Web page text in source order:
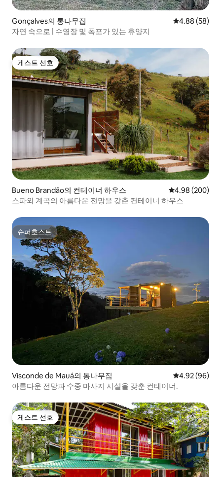
Gonçalves의 통나무집 평점 4.88점(5
4.88 (58)
자연 속으로 | 수영장 및 폭포가 있는 휴양지
게스트 선호
게스트 선호
Bueno Brandão의 컨테이너 하우스 평점 4.98점(5
4.98 (200)
스파와 계곡의 아름다운 전망을 갖춘 컨테이너 하우스
슈퍼호스트
슈퍼호스트
Visconde de Mauá의 통나무집 평점 4.92점(5
4.92 (96)
아름다운 전망과 수중 마사지 시설을 갖춘 컨테이너.
게스트 선호
게스트 선호